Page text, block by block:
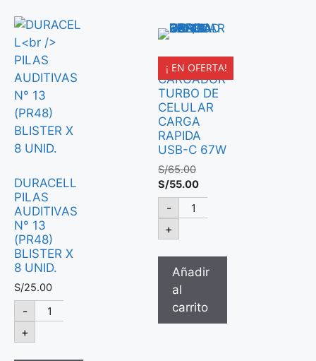
DURACELL
PILAS
AUDITIVAS
N° 13
(PR48)
BLISTER X
8 UNID.
S/25.00
-
+
¡ EN OFERTA!
LDNIO
CARGADOR
TURBO DE
CELULAR
CARGA
RAPIDA
USB-C 67W
S/65.00
S/55.00
-
+
Añadir
al
carrito